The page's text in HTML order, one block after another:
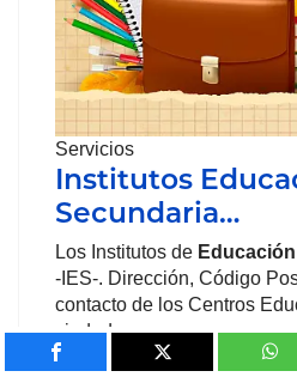
Servicios
Institutos
Secundaria…
Los Institutos de Educación
-IES-. Dirección, Código
contacto de los Centros
ciudad.…